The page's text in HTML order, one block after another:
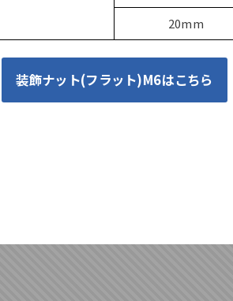
20mm
装飾ナット(フラット)M6はこちら